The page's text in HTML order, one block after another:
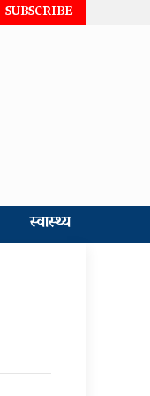
SUBSCRIBE
स्वास्थ्य